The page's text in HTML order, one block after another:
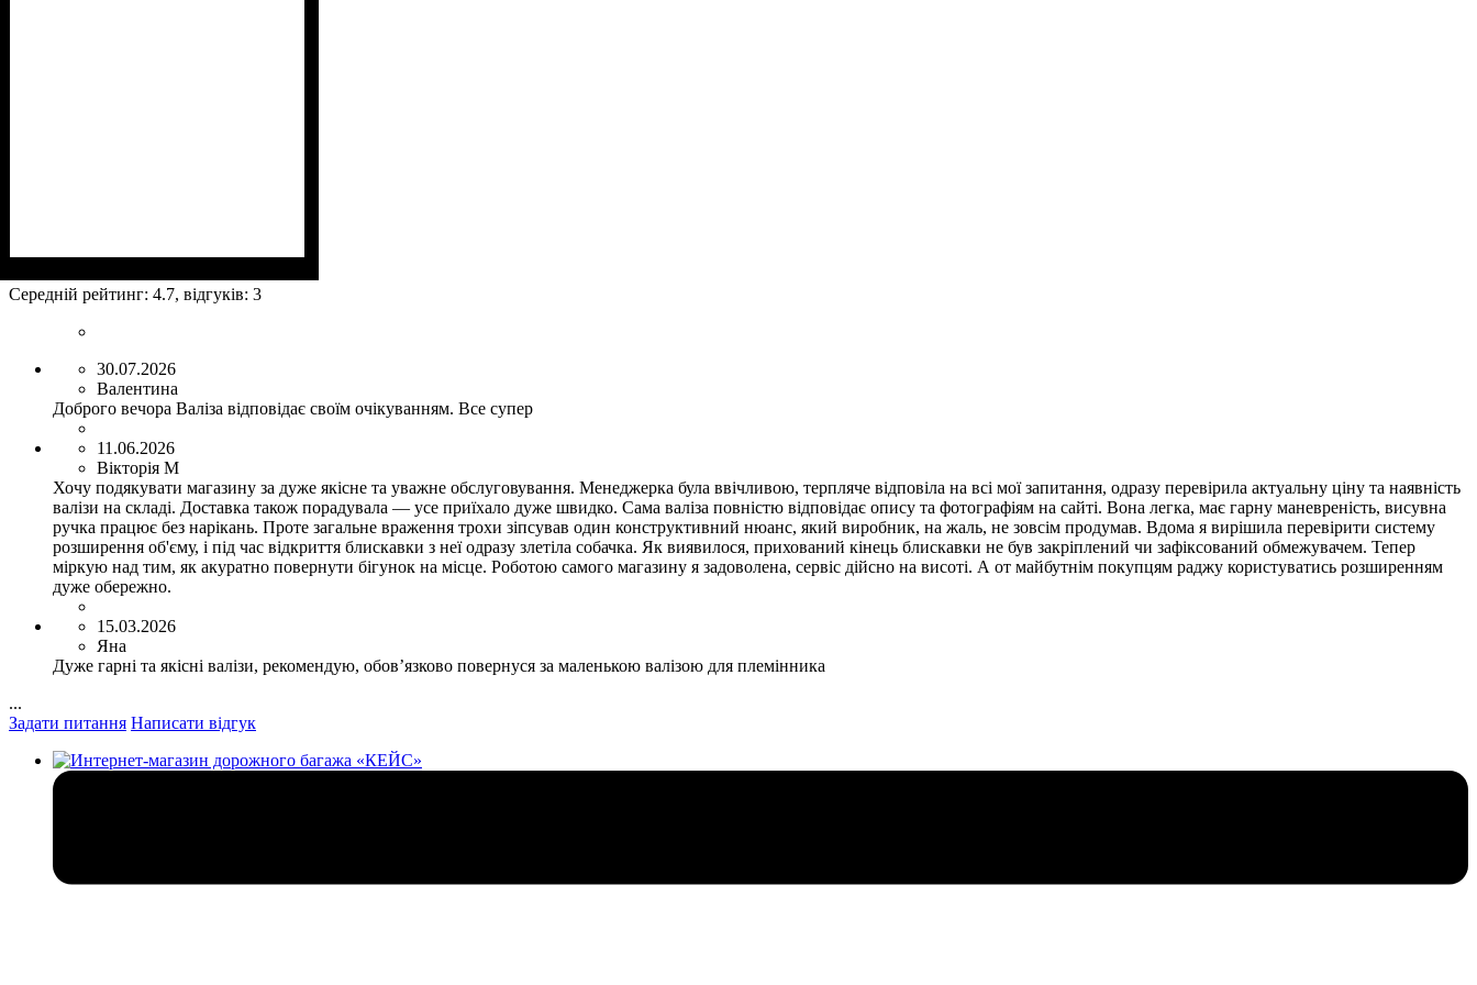
Середній рейтинг: 4.7, відгуків: 3
30.07.2026
Валентина
Доброго вечора Валіза відповідає своїм очікуванням. Все супер
11.06.2026
Вікторія М
Хочу подякувати магазину за дуже якісне та уважне обслуговування. Менеджерка була ввічливою, терпляче відповіла на всі мої запитання, одразу перевірила актуальну ціну та наявність
валізи на складі. Доставка також порадувала — усе приїхало дуже швидко. Сама валіза повністю відповідає опису та фотографіям на сайті. Вона легка, має гарну маневреність, висувна
ручка працює без нарікань. Проте загальне враження трохи зіпсував один конструктивний нюанс, який виробник, на жаль, не зовсім продумав. Вдома я вирішила перевірити систему
розширення об'єму, і під час відкриття блискавки з неї одразу злетіла собачка. Як виявилося, прихований кінець блискавки не був закріплений чи зафіксований обмежувачем. Тепер
міркую над тим, як акуратно повернути бігунок на місце. Роботою самого магазину я задоволена, сервіс дійсно на висоті. А от майбутнім покупцям раджу користуватись розширенням
дуже обережно.
15.03.2026
Яна
Дуже гарні та якісні валізи, рекомендую, обовʼязково повернуся за маленькою валізою для племінника
...
Задати питання Написати відгук